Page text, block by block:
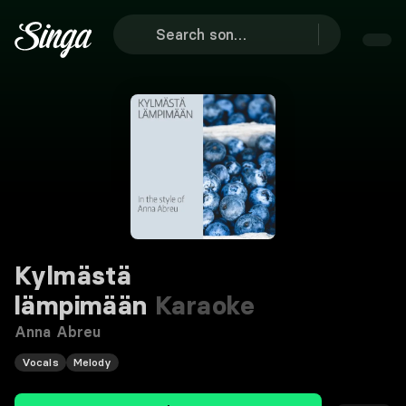
Kylmästä
lämpimään Karaoke
Anna Abreu
Vocals Melody